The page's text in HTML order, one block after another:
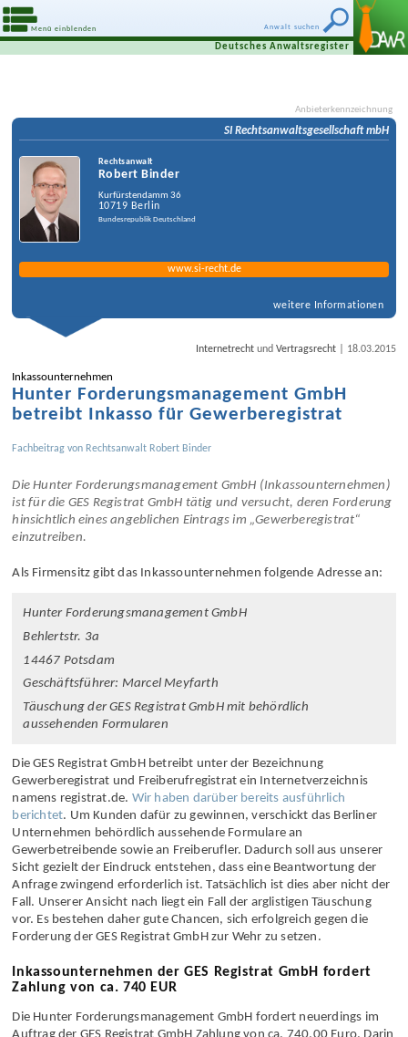
Anwalt suchen
Menü einblenden
Deutsches Anwaltsregister
SI Rechtsanwalts­gesellschaft mbH
Rechtsanwalt
Robert Binder
Kurfürstendamm 36
10719 Berlin
Bundesrepublik Deutschland
www.si-recht.de
weitere Informationen
Anbieterkennzeichnung
Internetrechtund Vertragsrecht| 18.03.2015
Inkassounternehmen
Hunter Forderungsmanagement GmbH
betreibt Inkasso für Gewerberegistrat
Fachbeitrag von Rechtsanwalt Robert Binder
Die Hunter Forderungsmanagement GmbH (Inkassounternehmen)
ist für die GES Registrat GmbH tätig und versucht, deren Forderung
hinsichtlich eines angeblichen Eintrags im „Gewerberegistrat“
einzutreiben.
Als Firmensitz gibt das Inkassounternehmen folgende Adresse an:
Hunter Forderungsmanagement GmbH
Behlertstr. 3a
14467 Potsdam
Geschäftsführer: Marcel Meyfarth
Täuschung der GES Registrat GmbH mit behördlich
aussehenden Formularen
Die GES Registrat GmbH betreibt unter der Bezeichnung
Gewerberegistrat und Freiberufregistrat ein Internetverzeichnis
namens registrat.de. Wir haben darüber bereits ausführlich
berichtet. Um Kunden dafür zu gewinnen, verschickt das Berliner
Unternehmen behördlich aussehende Formulare an
Gewerbetreibende sowie an Freiberufler. Dadurch soll aus unserer
Sicht gezielt der Eindruck entstehen, dass eine Beantwortung der
Anfrage zwingend erforderlich ist. Tatsächlich ist dies aber nicht der
Fall. Unserer Ansicht nach liegt ein Fall der arglistigen Täuschung
vor. Es bestehen daher gute Chancen, sich erfolgreich gegen die
Forderung der GES Registrat GmbH zur Wehr zu setzen.
Inkassounternehmen der GES Registrat GmbH fordert
Zahlung von ca. 740 EUR
Die Hunter Forderungsmanagement GmbH fordert neuerdings im